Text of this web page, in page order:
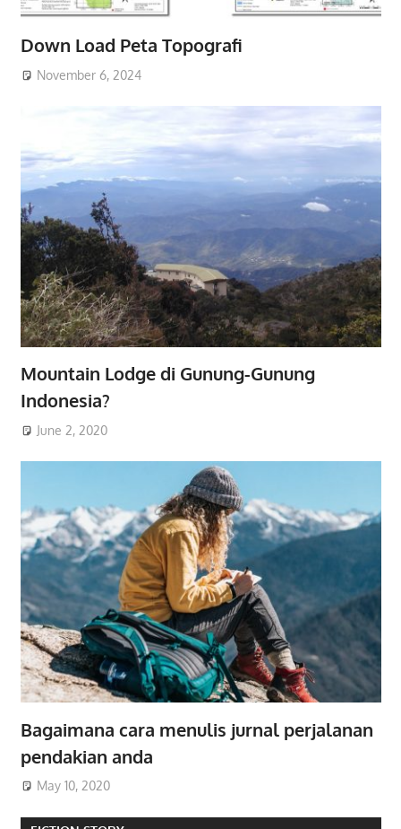
Down Load Peta Topografi
November 6, 2024
Mountain Lodge di Gunung-Gunung
Indonesia?
June 2, 2020
Bagaimana cara menulis jurnal perjalanan
pendakian anda
May 10, 2020